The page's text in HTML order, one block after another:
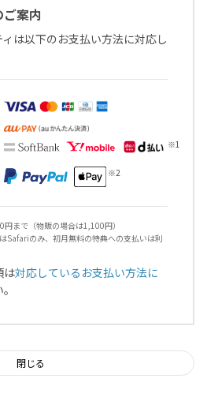
案内
は以下のお支払い方法に対応し
まで（物販の場合は1,100円）
Safariのみ、初月無料の特典への支払いは利
は対応しているお支払い方法に
閉じる